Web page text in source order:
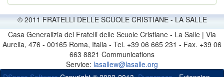
© 2011 FRATELLI DELLE SCUOLE CRISTIANE - LA SALLE
Casa Generalizia dei Fratelli delle Scuole Cristiane - La Salle | Via
Aurelia, 476 - 00165 Roma, Italia - Tel. +39 06 665 231 - Fax. +39 06
663 8821 Communications
Service: lasallew@lasalle.org